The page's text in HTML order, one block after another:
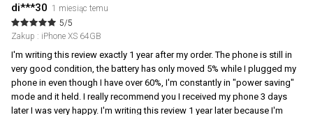
di***30 1 miesiąc temu
5/5
Zakup : iPhone XS 64GB
I'm writing this review exactly 1 year after my order. The phone is still in
very good condition, the battery has only moved 5% while I plugged my
phone in even though I have over 60%, I'm constantly in "power saving"
mode and it held. I really recommend you I received my phone 3 days
later I was very happy. I'm writing this review 1 year later because I'm